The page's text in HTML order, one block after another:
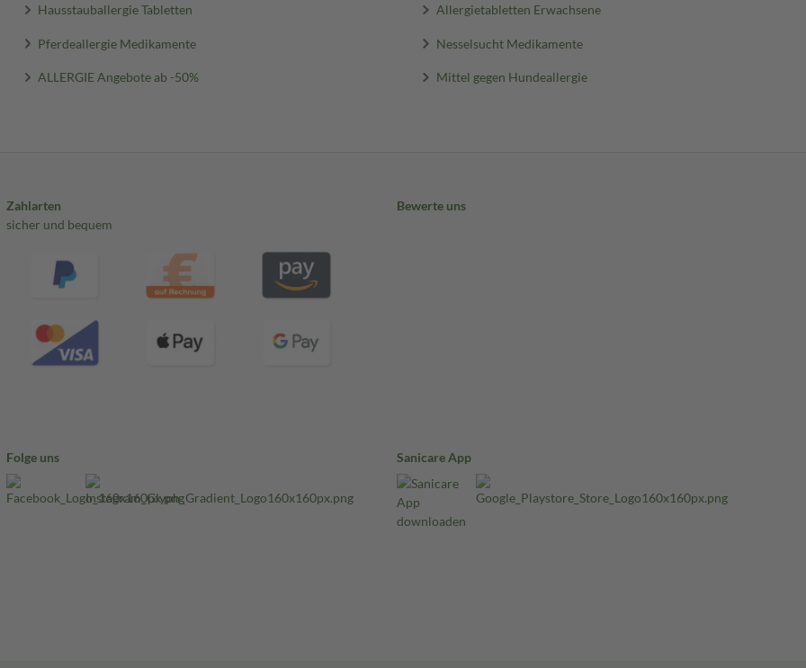
Hausstauballergie Tabletten Allergietabletten Erwachsene
Pferdeallergie Medikamente Nesselsucht Medikamente
ALLERGIE Angebote ab -50% Mittel gegen Hundeallergie
Zahlarten
sicher und bequem
Bewerte uns
Folge uns Sanicare App